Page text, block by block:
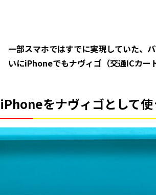
一部スマホではすでに実現していた、
いにiPhoneでもナヴィゴ（交通ICカー
iPhoneをナヴィゴとして